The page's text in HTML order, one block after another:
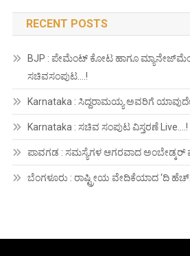
RECENT POSTS
BJP : ಪೇಮೆಂಟ್ ಕೋಟ ಹಾಗೂ
ಸಚಿವಸಂಪುಟ….!
Karnataka : ಸಿದ್ದರಾಮಯ್ಯ ಅವರಿಗೆ
Karnataka : ಸಚಿವ ಸಂಪುಟ ವಿಸ್ತರಣೆ Live….!
ಪಾವಗಡ : ಸಮಸ್ಯೆಗಳ ಆಗರವಾದ ಅಂಬೇಡ್ಕರ್
ಬೆಂಗಳೂರು : ರಾಷ್ಟ್ರೀಯ ವೇದಿಕೆಯಾದ ‘ದಿ